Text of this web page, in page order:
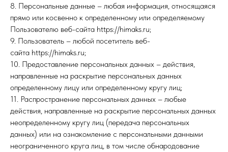
8. Персональные данные – любая информация, относящаяся
прямо или косвенно к определенному или определяемому
Пользователю веб-сайта https://himaks.ru;
9. Пользователь – любой посетитель веб-
сайта https://himaks.ru;
10. Предоставление персональных данных – действия,
направленные на раскрытие персональных данных
определенному лицу или определенному кругу лиц;
11. Распространение персональных данных – любые
действия, направленные на раскрытие персональных данных
неопределенному кругу лиц (передача персональных
данных) или на ознакомление с персональными данными
неограниченного круга лиц, в том числе обнародование